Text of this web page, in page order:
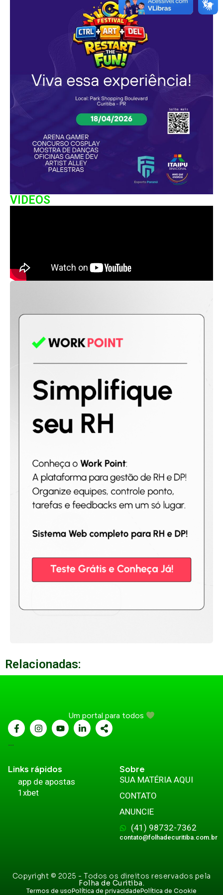
VIDEOS
Relacionadas:
Um portal para todos
...
Links rápidos
app de apostas
1xbet
Sobre
SUA MATÉRIA AQUI
CONTATO
ANUNCIE
(41) 98732-7362
contato@folhadecuritiba.com.br
Copyright © 2025 - Todos os direitos reservados pela
Folha de Curitiba.
Termos de usoPolítica de privacidadePolítica de Cookie